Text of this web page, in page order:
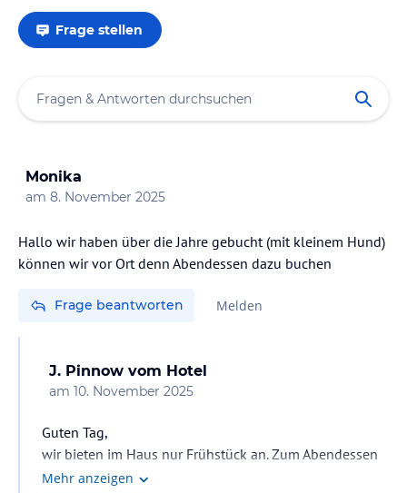
Frage stellen
Monika
am 8. November 2025
Hallo wir haben über die Jahre gebucht (mit kleinem Hund)
können wir vor Ort denn Abendessen dazu buchen
Frage beantworten Melden
J. Pinnow vom Hotel
am 10. November 2025
Guten Tag,
wir bieten im Haus nur Frühstück an. Zum Abendessen
empfehlen wir die Gaststätten in der nahen Umgebung
Mehr anzeigen